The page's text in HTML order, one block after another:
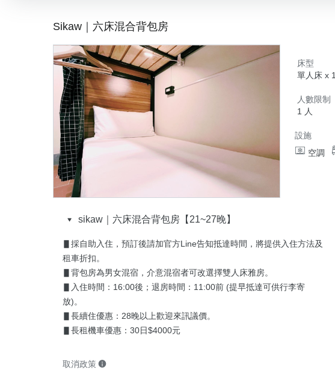
Sikaw｜六床混合背包房
床型
單人床 x 1
人數限制
1 人
設施
空調
sikaw｜六床混合背包房【21~27晚】
▋採自助入住，預訂後請加官方Line告知抵達時間，將提供入住方法及
租車折扣。
▋背包房為男女混宿，介意混宿者可改選擇雙人床雅房。
▋入住時間：16:00後；退房時間：11:00前 (提早抵達可供行李寄
放)。
▋長續住優惠：28晚以上歡迎來訊議價。
▋長租機車優惠：30日$4000元
取消政策